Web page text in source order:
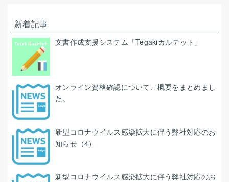
新着記事
文書作成支援システム「Tegakiカルテット」
オンライン資格確認について、概要をまとめまし
た。
新型コロナウイルス感染拡大に伴う弊社対応のお
知らせ（4）
新型コロナウイルス感染拡大に伴う弊社対応のお